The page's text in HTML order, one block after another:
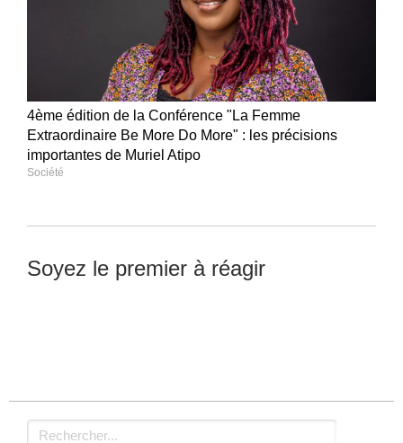
4ème édition de la Conférence "La Femme
Extraordinaire Be More Do More" : les précisions
importantes de Muriel Atipo
Société
Soyez le premier à réagir
Rechercher